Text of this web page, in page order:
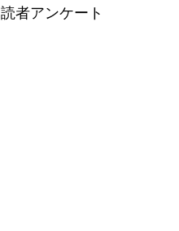
読者アンケート